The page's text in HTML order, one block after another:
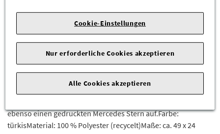
Tel: +49711170 |
E-Mail:
Webseite:
https://www.mercedes-benz.com
Der unverzichtbare Begleiter, der in keiner Sporttasche fehlen
gefertigt und als Schlauchware ohne Naht designt. Es ist im
ebenso einen gedruckten Mercedes Stern auf.Farbe:
türkisMaterial: 100 % Polyester (recycelt)Maße: ca. 49 x 24
Cookie-Einstellungen
Nur erforderliche Cookies akzeptieren
Alle Cookies akzeptieren